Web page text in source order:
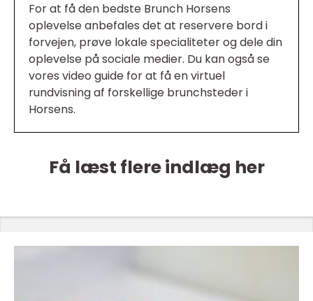
For at få den bedste Brunch Horsens
oplevelse anbefales det at reservere bord i
forvejen, prøve lokale specialiteter og dele din
oplevelse på sociale medier. Du kan også se
vores video guide for at få en virtuel
rundvisning af forskellige brunchsteder i
Horsens.
Få læst flere indlæg her